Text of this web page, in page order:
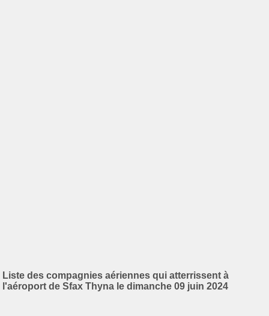
Liste des compagnies aériennes qui atterrissent à
l'aéroport de Sfax Thyna le dimanche 09 juin 2024